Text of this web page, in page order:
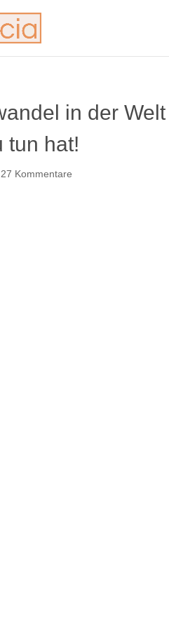
in der
tun hat!
27 Kommentare